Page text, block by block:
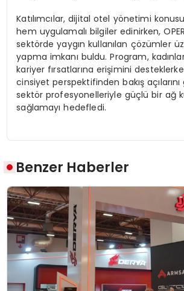
Katılımcılar, dijital otel yönetimi
hem uygulamalı bilgiler edinirken,
sektörde yaygın kullanılan çözümler
yapma imkanı buldu. Program,
kariyer fırsatlarına erişimini
cinsiyet perspektifinden bakış
sektör profesyonelleriyle güçlü bir ağ
sağlamayı hedefledi.
Benzer Haberler